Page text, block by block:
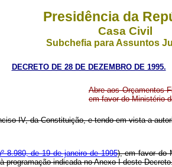
Presidência da
Casa Civil
Subchefia para Assuntos
DECRETO DE 28 DE DEZEMBRO DE 1995.
Abre aos Orçamentos
em favor do Ministério
IV, da Constituição, e tendo em vista a
8.980, de 19 de janeiro de 1995), em favor do
programação indicada no Anexo I deste